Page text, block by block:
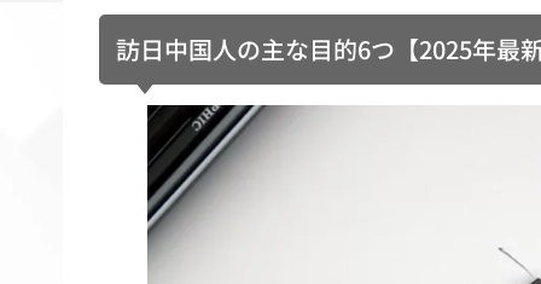
訪日中国人の主な目的6つ【2025年最